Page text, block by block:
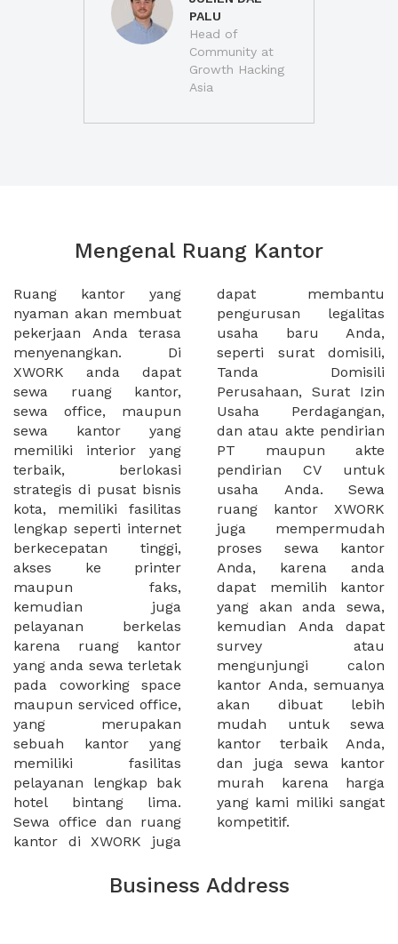
PALU
Head of
Community at
Growth Hacking
Asia
Mengenal Ruang Kantor
Ruang kantor yang
nyaman akan membuat
pekerjaan Anda terasa
menyenangkan. Di
XWORK anda dapat
sewa ruang kantor,
sewa office, maupun
sewa kantor yang
memiliki interior yang
terbaik, berlokasi
strategis di pusat bisnis
kota, memiliki fasilitas
lengkap seperti internet
berkecepatan tinggi,
akses ke printer
maupun faks,
kemudian juga
pelayanan berkelas
karena ruang kantor
yang anda sewa terletak
pada coworking space
maupun serviced office,
yang merupakan
sebuah kantor yang
memiliki fasilitas
pelayanan lengkap bak
hotel bintang lima.
Sewa office dan ruang
kantor di XWORK juga
dapat membantu
pengurusan legalitas
usaha baru Anda,
seperti surat domisili,
Tanda Domisili
Perusahaan, Surat Izin
Usaha Perdagangan,
dan atau akte pendirian
PT maupun akte
pendirian CV untuk
usaha Anda. Sewa
ruang kantor XWORK
juga mempermudah
proses sewa kantor
Anda, karena anda
dapat memilih kantor
yang akan anda sewa,
kemudian Anda dapat
survey atau
mengunjungi calon
kantor Anda, semuanya
akan dibuat lebih
mudah untuk sewa
kantor terbaik Anda,
dan juga sewa kantor
murah karena harga
yang kami miliki sangat
kompetitif.
Business Address